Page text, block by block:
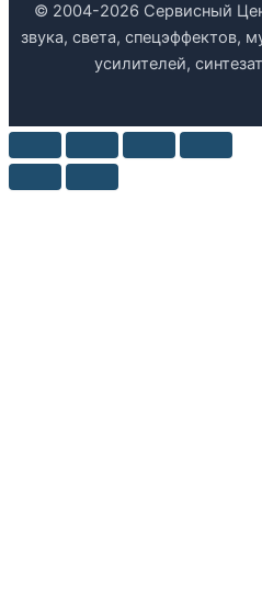
© 2004-2026 Сервисный
звука, света, спецэффектов,
усилителей,